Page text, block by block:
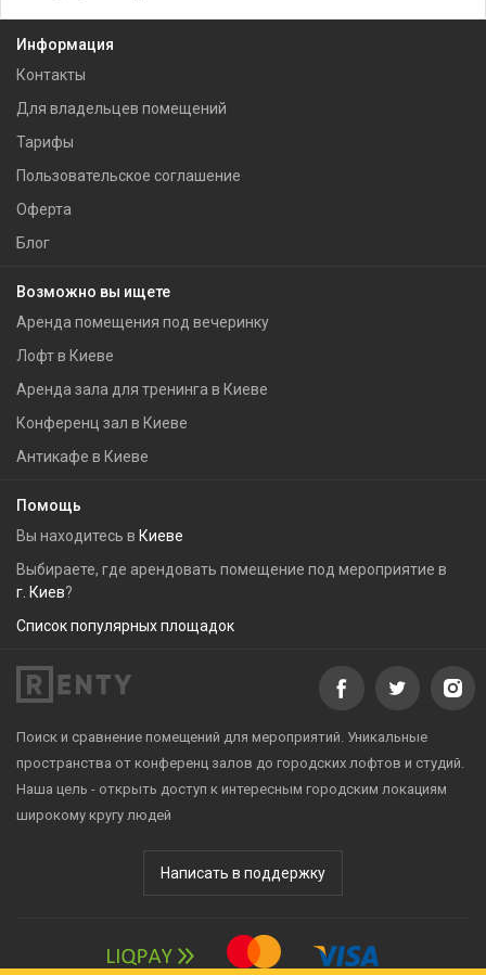
Информация
Контакты
Для владельцев помещений
Тарифы
Пользовательское соглашение
Оферта
Блог
Возможно вы ищете
Аренда помещения под вечеринку
Лофт в Киеве
Аренда зала для тренинга в Киеве
Конференц зал в Киеве
Антикафе в Киеве
Помощь
Вы находитесь в Киеве
Выбираете, где арендовать помещение под мероприятие в
г. Киев?
Список популярных площадок
Поиск и сравнение помещений для мероприятий. Уникальные
пространства от конференц залов до городских лофтов и студий.
Наша цель - открыть доступ к интересным городским локациям
широкому кругу людей
Написать в поддержку